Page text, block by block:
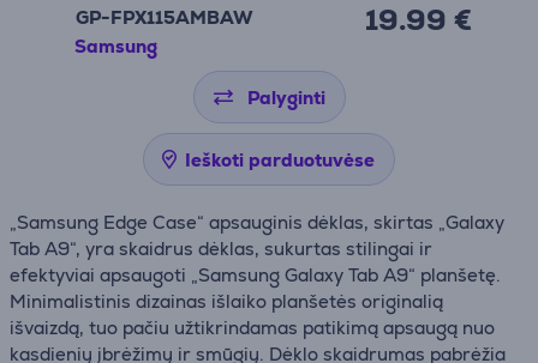
GP-FPX115AMBAW
Samsung
19.99 €
Palyginti
Ieškoti parduotuvėse
„Samsung Edge Case“ apsauginis dėklas, skirtas „Galaxy
Tab A9“, yra skaidrus dėklas, sukurtas stilingai ir
efektyviai apsaugoti „Samsung Galaxy Tab A9“ planšetę.
Minimalistinis dizainas išlaiko planšetės originalią
išvaizdą, tuo pačiu užtikrindamas patikimą apsaugą nuo
kasdienių įbrėžimų ir smūgių. Dėklo skaidrumas pabrėžia